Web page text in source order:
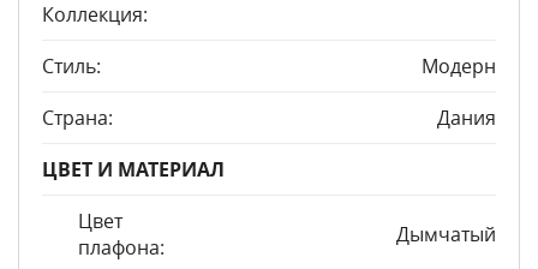
Коллекция:
Стиль:
Модерн
Страна:
Дания
ЦВЕТ И МАТЕРИАЛ
Цвет
плафона:
Дымчатый